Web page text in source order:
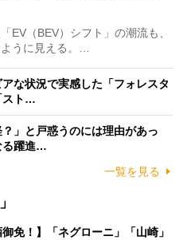
EV（BEV）シフト」の潮流も、
うに見える。…
な状況で実感した「フォレスタ
スト…
」と戸惑うのには理由があっ
る躍進…
一覧を見る
御免！】「ネグローニ」「山崎」